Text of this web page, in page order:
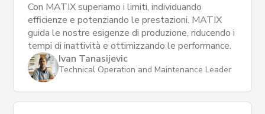
Con MATIX superiamo i limiti, individuando
efficienze e potenziando le prestazioni. MATIX
guida le nostre esigenze di produzione, riducendo i
tempi di inattività e ottimizzando le performance.
Ivan Tanasijevic
Technical Operation and Maintenance Leader